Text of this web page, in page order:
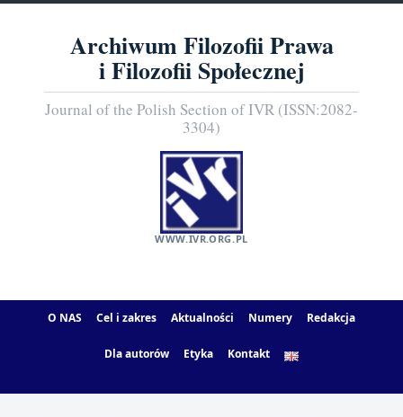
Archiwum Filozofii Prawa
i Filozofii Społecznej
Journal of the Polish Section of IVR (ISSN:2082-
3304)
WWW.IVR.ORG.PL
O NAS Cel i zakres Aktualności Numery Redakcja
Dla autorów Etyka Kontakt